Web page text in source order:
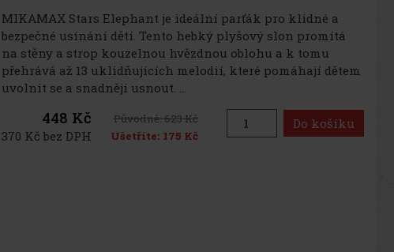
MIKAMAX Stars Elephant je ideální parťák pro klidné a
bezpečné usínání dětí. Tento hebký plyšový slon promítá
na stěny a strop kouzelnou hvězdnou oblohu a k tomu
přehrává až 13 uklidňujících melodií, které pomáhají dětem
uvolnit se a snadněji usnout. ...
448 Kč
370 Kč bez DPH
Původně:623 Kč
Ušetříte: 175 Kč
Do košíku